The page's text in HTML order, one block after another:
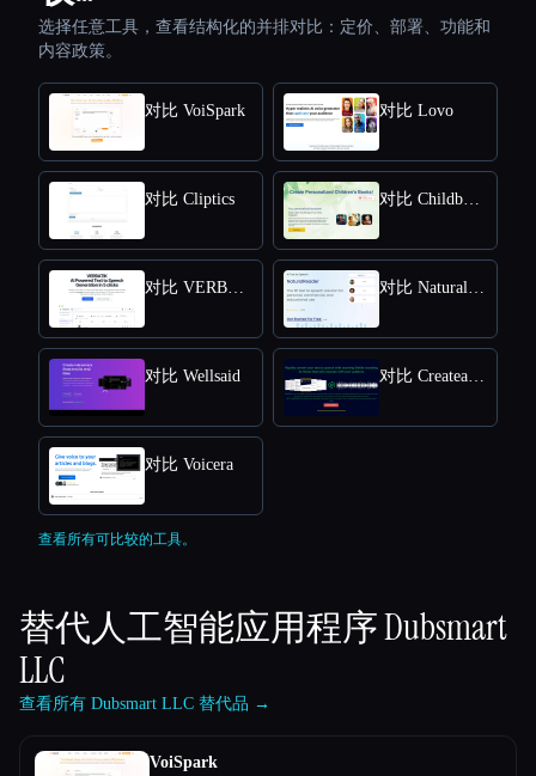
选择任意工具，查看结构化的并排对比：定价、部署、功能和
内容政策。
对比 VoiSpark 对比 Lovo
对比 Cliptics 对比 Childbook
对比 VERBATIK 对比 NaturalReader
对比 Wellsaid 对比 Createaivoiceovers
对比 Voicera
查看所有可比较的工具。
替代人工智能应用程序Dubsmart
LLC
查看所有 Dubsmart LLC 替代品 →
VoiSpark